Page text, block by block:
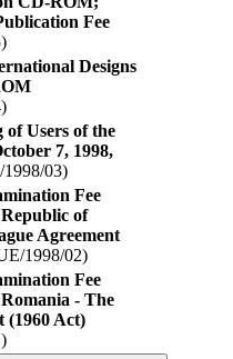
Fee
Designs
Users of the
7, 1998,
03)
Fee
of
Agreement
1998/02)
Fee
- The
(1960 Act)